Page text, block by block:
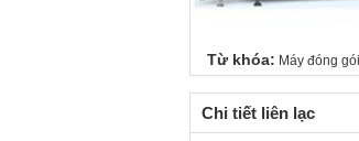
Từ khóa: Máy đóng
Chi tiết liên lạc